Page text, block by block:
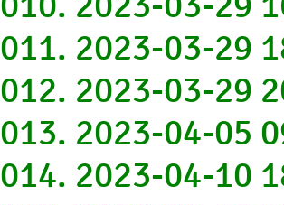
011. 2023-03-29
012. 2023-03-29
013. 2023-04-05
014. 2023-04-10